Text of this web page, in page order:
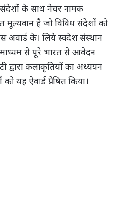
संदेशों के साथ नेचर नामक
है जो विविध संदेशों को
के। लिये स्वदेश संस्थान
से पूरे भारत से आवेदन
द्वारा कलाकृतियों का अध्ययन
यह ऐवार्ड प्रेषित किया।